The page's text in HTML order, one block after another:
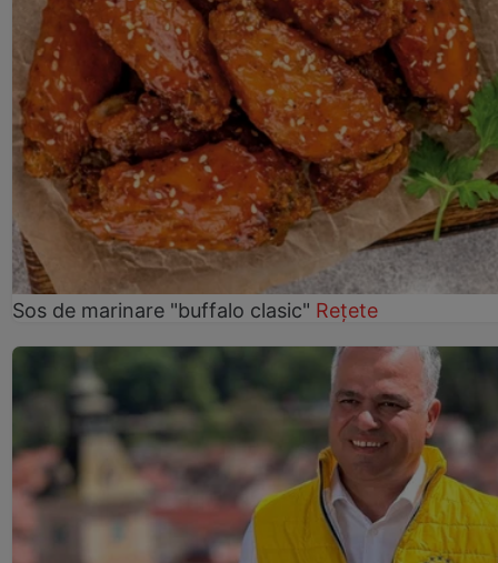
Sos de marinare "buffalo clasic" Rețete